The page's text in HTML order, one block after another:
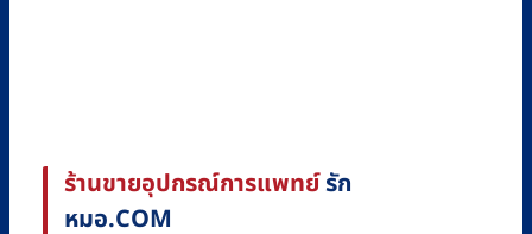
ร้านขายอุปกรณ์การแพทย์รัก
หมอ.COM